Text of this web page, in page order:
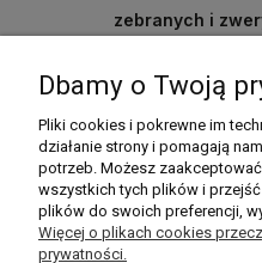
zebranych i
Dbamy o Twoją
Pliki cookies i pokrewne im
działanie strony i pomagają
potrzeb. Możesz
wszystkich tych plików i
plików do swoich preferencji,
Więcej o plikach cookies
prywatności.